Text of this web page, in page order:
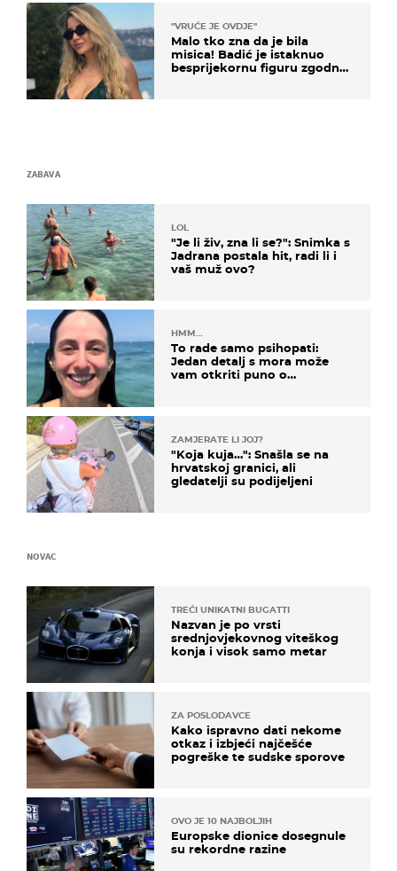
"VRUĆE JE OVDJE"
Malo tko zna da je bila
misica! Badić je istaknuo
besprijekornu figuru zgodne
ZABAVA
LOL
"Je li živ, zna li se?": Snimka s
Jadrana postala hit, radi li i
vaš muž ovo?
HMM…
To rade samo psihopati:
Jedan detalj s mora može
vam otkriti puno o
ZAMJERATE LI JOJ?
"Koja kuja…": Snašla se na
hrvatskoj granici, ali
gledatelji su podijeljeni
NOVAC
TREĆI UNIKATNI BUGATTI
Nazvan je po vrsti
srednjovjekovnog viteškog
konja i visok samo metar
ZA POSLODAVCE
Kako ispravno dati nekome
otkaz i izbjeći najčešće
pogreške te sudske sporove
OVO JE 10 NAJBOLJIH
Europske dionice dosegnule
su rekordne razine